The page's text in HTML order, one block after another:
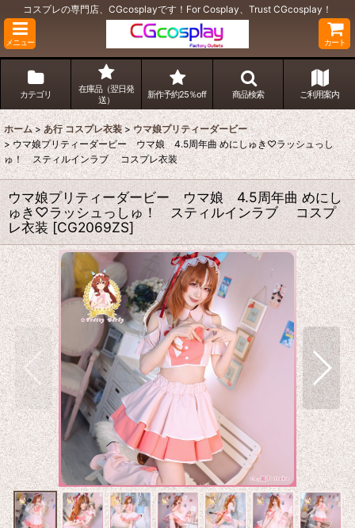
コスプレの専門店、CGcosplayです！For Cosplay、Trust CGcosplay！
メニュー カート
カテゴリ
在庫品（翌日発
送）
新作予約25％off 商品検索 ご利用案内
ホーム > あ行 コスプレ衣装 > ウマ娘プリティーダービー
> ウマ娘プリティーダービー ウマ娘 4.5周年曲 めにしゅき♡ラッシュっし
ゅ！ スティルインラブ コスプレ衣装
ウマ娘プリティーダービー ウマ娘 4.5周年曲 めにし
ゅき♡ラッシュっしゅ！ スティルインラブ コスプ
レ衣装 [CG2069ZS]